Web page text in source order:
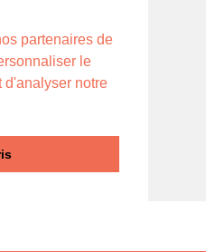
partenaires de
le
d'analyser notre